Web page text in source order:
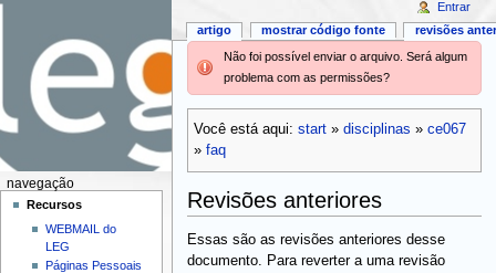
Não foi possível enviar o arquivo. Será algum
problema com as permissões?
Você está aqui: start» disciplinas » ce067
» faq
Revisões anteriores
Essas são as revisões anteriores desse
documento. Para reverter a uma revisão
artigo mostrar código fonte revisões
Entrar
navegação
Recursos
WEBMAIL do
LEG
Páginas Pessoais